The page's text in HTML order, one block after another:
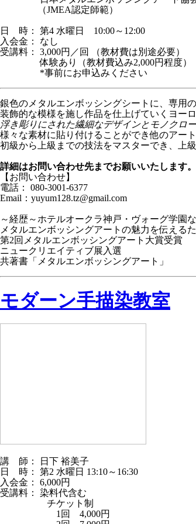
（JMEA認定師範）
日 時： 第4 水曜日 10:00～12:00
入会金： なし
受講料： 3,000円／回 （教材費は別途必要）
体験あり（教材費込み2,000円程度）
*事前にお申込みください
銀色のメタルエンボッシングシートに、専用
装飾的な模様を施し作品を仕上げていくヨー
浮き彫りにされた繊細なデザインとモノクロ
様々な素材に貼り付けることができ他のアー
初級から上級までの技法をマスターでき、上
詳細はお問い合わせ先までお願いいたします。
【お問い合わせ】
電話： 080-3001-6377
Email：yuyum128.tz@gmail.com
～経歴～ホテルオークラ神戸・ヴォーグ学園
メタルエンボッシングアートの魅力を伝える
第2回メタルエンボッシングアート大賞受賞
ニュークリエイティブ展入選
共著書「メタルエンボッシングアート」
モダーン手描染教室
講 師： 日下 裕美子
日 時： 第2 水曜日 13:10～16:30
入会金： 6,000円
受講料： 染料代含む
チケット制
1回 4,000円